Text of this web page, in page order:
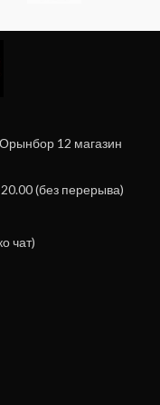
Орынбор 12 магазин
(без перерыва)
чат)